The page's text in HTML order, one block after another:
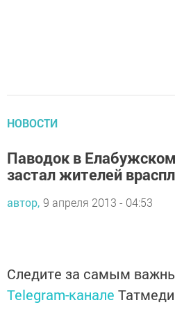
НОВОСТИ
Паводок в
застал жителей
автор, 9 апреля 2013 - 04:53
Следите за самым
Telegram-канале